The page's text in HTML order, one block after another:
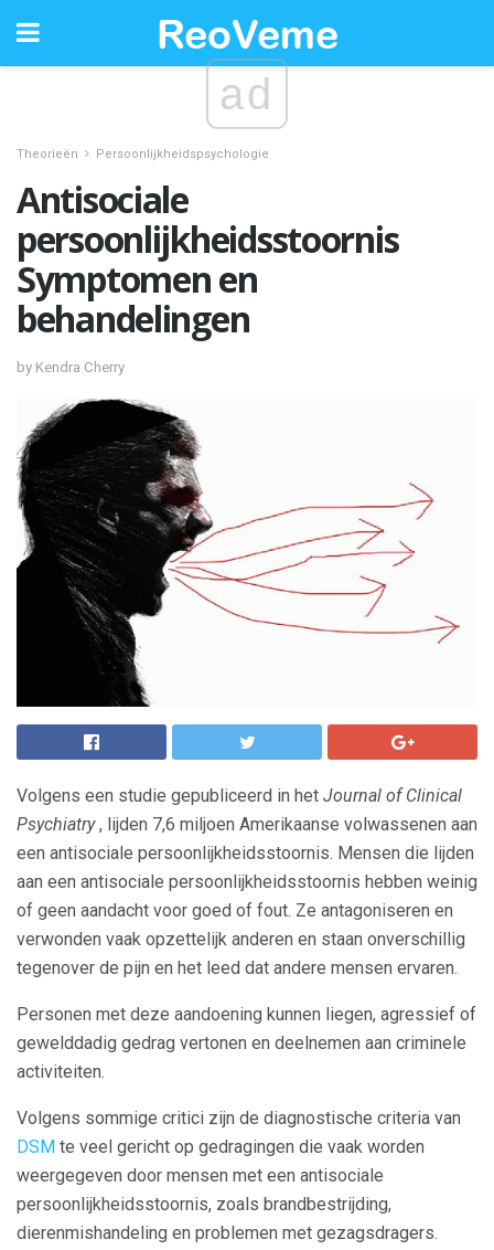
ad
Theorieën Persoonlijkheidspsychologie
Antisociale
persoonlijkheidsstoornis
Symptomen en
behandelingen
by Kendra Cherry
Volgens een studie gepubliceerd in het Journal of Clinical
Psychiatry, lijden 7,6 miljoen Amerikaanse volwassenen aan
een antisociale persoonlijkheidsstoornis. Mensen die lijden
aan een antisociale persoonlijkheidsstoornis hebben weinig
of geen aandacht voor goed of fout. Ze antagoniseren en
verwonden vaak opzettelijk anderen en staan ​​onverschillig
tegenover de pijn en het leed dat andere mensen ervaren.
Personen met deze aandoening kunnen liegen, agressief of
gewelddadig gedrag vertonen en deelnemen aan criminele
activiteiten.
Volgens sommige critici zijn de diagnostische criteria van
DSM te veel gericht op gedragingen die vaak worden
weergegeven door mensen met een antisociale
persoonlijkheidsstoornis, zoals brandbestrijding,
dierenmishandeling en problemen met gezagsdragers.